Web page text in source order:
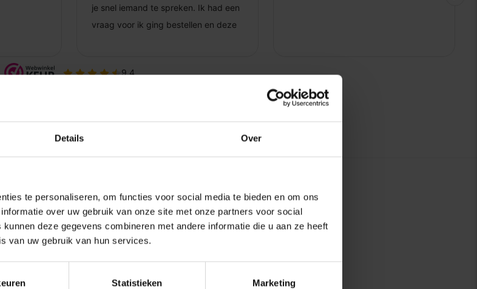
Details Over
te personaliseren, om functies voor social media te bieden en om ons
over uw gebruik van onze site met onze partners voor social
deze gegevens combineren met andere informatie die u aan ze heeft
van uw gebruik van hun services.
Statistieken Marketing